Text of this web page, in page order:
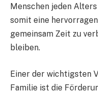
Menschen jeden
somit eine
gemeinsam Zeit zu
bleiben.
Einer der wichtigsten
Familie ist die